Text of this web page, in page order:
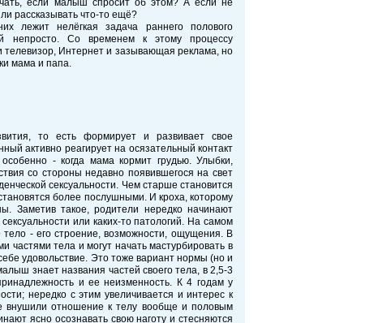
если малыш спросит об этом? А если не
рассказывать что-то ещё?
лежит нелёгкая задача раннего полового
непросто. Со временем к этому процессу
телевизор, Интернет и зазывающая реклама, но
мама и папа.
то есть формирует и развивает свое
активно реагирует на осязательный контакт
- когда мама кормит грудью. Улыбки,
со стороны недавно появившегося на свет
сексуальности. Чем старше становится
более послушными. И кроха, которому
Заметив такое, родители нередко начинают
или каких-то патологий. На самом
- его строение, возможности, ощущения. В
частями тела и могут начать мастурбировать в
удовольствие. Это тоже вариант нормы (но и
знает названия частей своего тела, в 2,5-3
и ее неизменность. К 4 годам у
нередко с этим увеличивается и интерес к
внушили отношение к телу вообще и половым
ясно осознавать свою наготу и стесняются